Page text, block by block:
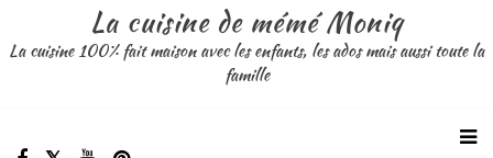
contenu
La cuisine de mémé Moniq
La cuisine 100% fait maison avec les enfants, les ados mais aussi toute la
famille